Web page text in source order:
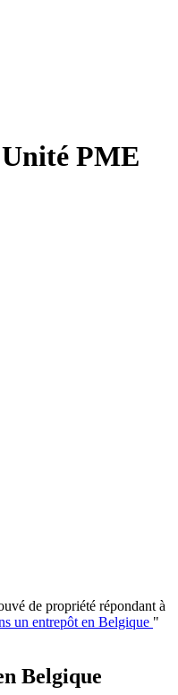
PME
de propriété répondant à
un entrepôt en Belgique "
Belgique